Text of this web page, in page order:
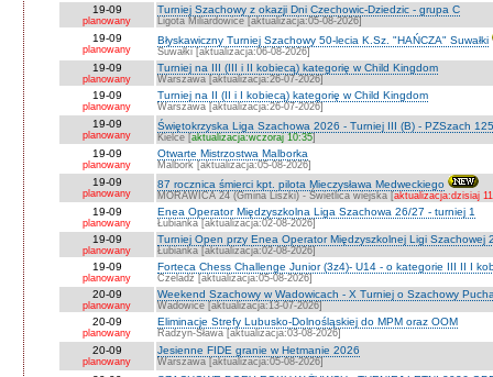
19-09
planowany
Turniej Szachowy z okazji Dni Czechowic-Dziedzic - grupa C
Ligota Miliardowice [aktualizacja:05-08-2026]
19-09
planowany
Błyskawiczny Turniej Szachowy 50-lecia K.Sz. "HAŃCZA" Suwałki
Suwałki [aktualizacja:06-08-2026]
19-09
planowany
Turniej na III (III i II kobiecą) kategorię w Child Kingdom
Warszawa [aktualizacja:26-07-2026]
19-09
planowany
Turniej na II (II i I kobiecą) kategorię w Child Kingdom
Warszawa [aktualizacja:26-07-2026]
19-09
planowany
Świętokrzyska Liga Szachowa 2026 - Turniej III (B) - PZSzach
Kielce [aktualizacja:wczoraj 10:35]
19-09
planowany
Otwarte Mistrzostwa Malborka
Malbork [aktualizacja:05-08-2026]
19-09
planowany
87 rocznica śmierci kpt. pilota Mieczysława Medweckiego
MORAWICA 24 (Gmina Liszki) - Świetlica wiejska [aktualizacja:dzisiaj
19-09
planowany
Enea Operator Międzyszkolna Liga Szachowa 26/27 - turniej 1
Łubianka [aktualizacja:02-08-2026]
19-09
planowany
Turniej Open przy Enea Operator Międzyszkolnej Ligi Szachowej
Łubianka [aktualizacja:02-08-2026]
19-09
planowany
Forteca Chess Challenge Junior (3z4)- U14 - o kategorie III II I
Czeladź [aktualizacja:05-08-2026]
20-09
planowany
Weekend Szachowy w Wadowicach - X Turniej o Szachowy
Wadowice [aktualizacja:13-07-2026]
20-09
planowany
Eliminacje Strefy Lubusko-Dolnośląskiej do MPM oraz OOM
Radzyn-Sława [aktualizacja:03-08-2026]
20-09
planowany
Jesienne FIDE granie w Hetmanie 2026
Warszawa [aktualizacja:05-08-2026]